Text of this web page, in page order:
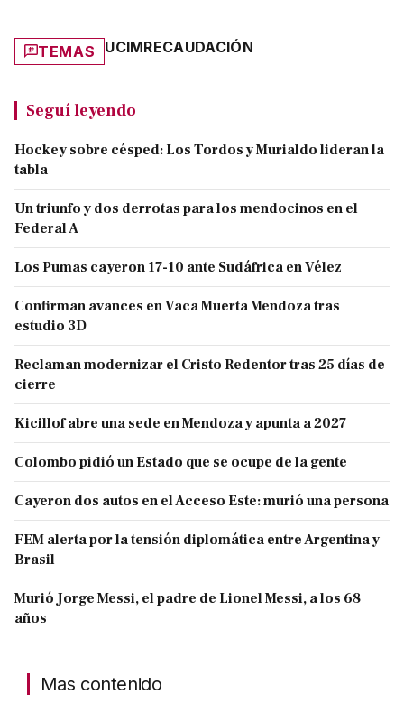
TEMAS UCIMRECAUDACIÓN
Seguí leyendo
Hockey sobre césped: Los Tordos y Murialdo lideran la
tabla
Un triunfo y dos derrotas para los mendocinos en el
Federal A
Los Pumas cayeron 17-10 ante Sudáfrica en Vélez
Confirman avances en Vaca Muerta Mendoza tras
estudio 3D
Reclaman modernizar el Cristo Redentor tras 25 días de
cierre
Kicillof abre una sede en Mendoza y apunta a 2027
Colombo pidió un Estado que se ocupe de la gente
Cayeron dos autos en el Acceso Este: murió una persona
FEM alerta por la tensión diplomática entre Argentina y
Brasil
Murió Jorge Messi, el padre de Lionel Messi, a los 68
años
Mas contenido